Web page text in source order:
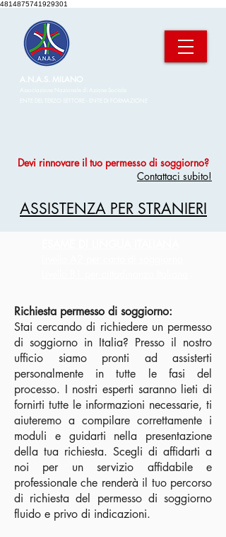
4814875741929301
A.N.A.S. MILANO
ENTE DEL TERZO SETTORE - E
NTE DI FORMAZIONE
Devi rinnovare il tuo permesso di soggiorno?
Contattaci subito!
ASSISTENZA PER STRANIERI
Richiesta permesso di soggiorno:
Stai cercando di richiedere un permesso
di soggiorno in Italia? Presso il nostro
ufficio siamo pronti ad assisterti
personalmente in tutte le fasi del
processo. I nostri esperti saranno lieti di
fornirti tutte le informazioni necessarie, ti
aiuteremo a compilare correttamente i
moduli e guidarti nella presentazione
della tua richiesta. Scegli di affidarti a
noi per un servizio affidabile e
professionale che renderà il tuo percorso
di richiesta del permesso di soggiorno
fluido e privo di indicazioni.